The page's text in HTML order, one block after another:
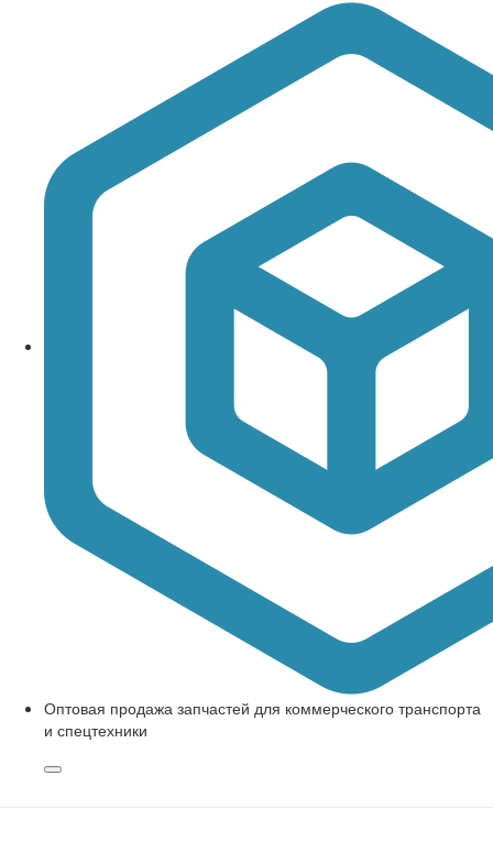
Оптовая продажа запчастей для коммерческого транспорта
и спецтехники